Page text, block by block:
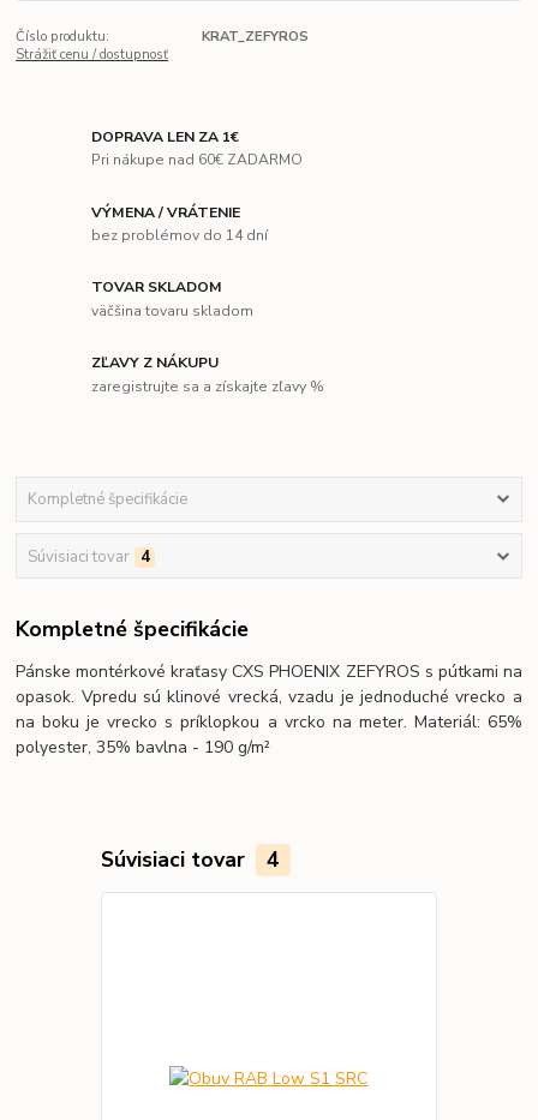
Číslo produktu:
KRAT_ZEFYROS
Strážiť cenu / dostupnosť
DOPRAVA LEN ZA 1€
Pri nákupe nad 60€ ZADARMO
VÝMENA / VRÁTENIE
bez problémov do 14 dní
TOVAR SKLADOM
väčšina tovaru skladom
ZĽAVY Z NÁKUPU
zaregistrujte sa a získajte zľavy %
Kompletné špecifikácie
Súvisiaci tovar 4
Kompletné špecifikácie
Pánske montérkové kraťasy CXS PHOENIX ZEFYROS s pútkami na
opasok. Vpredu sú klinové vrecká, vzadu je jednoduché vrecko a
na boku je vrecko s príklopkou a vrcko na meter. Materiál: 65%
polyester, 35% bavlna - 190 g/m²
Súvisiaci tovar 4